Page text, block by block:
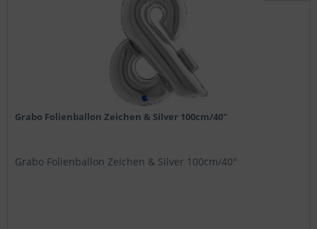
Grabo Folienballon Zeichen & Silver 100cm/40"
Grabo Folienballon Zeichen & Silver 100cm/40"